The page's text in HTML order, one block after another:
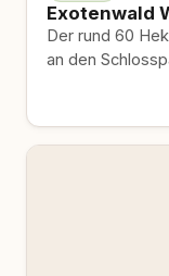
Exotenwald
Der rund 60
an den